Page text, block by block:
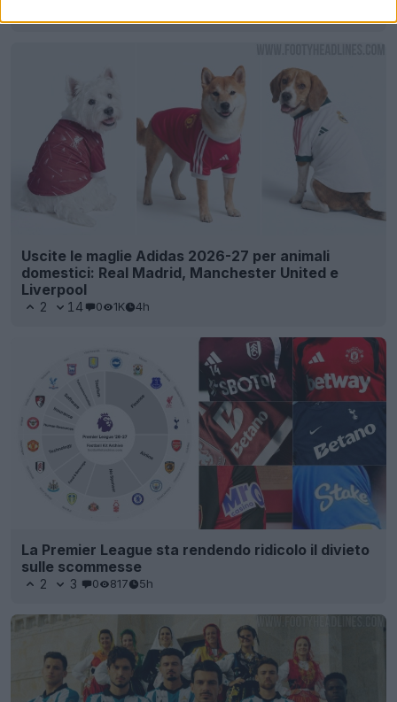
Uscite le maglie Adidas 2026-27 per animali
domestici: Real Madrid, Manchester United e
Liverpool
2 14 0 1K 4h
La Premier League sta rendendo ridicolo il divieto
sulle scommesse
2 3 0 817 5h